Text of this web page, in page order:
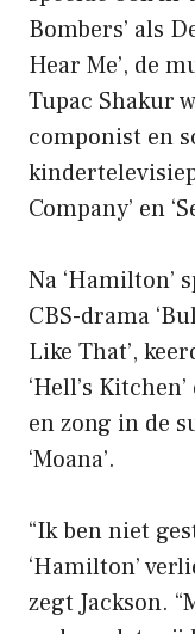
Bombers’ als
Hear Me’, de
Tupac Shakur
componist en
Company’ en
Na ‘Hamilton’
CBS-drama
Like That’,
‘Hell’s
en zong in de
‘Moana’.
“Ik ben niet
‘Hamilton’
zegt Jackson.